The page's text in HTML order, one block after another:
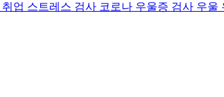
취업 스트레스 검사 코로나 우울증 검사 우울